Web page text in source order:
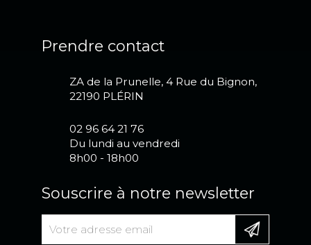
Prendre contact
ZA de la Prunelle, 4 Rue du Bignon,
22190 PLÉRIN
02 96 64 21 76
Du lundi au vendredi
8h00 - 18h00
Souscrire à notre newsletter